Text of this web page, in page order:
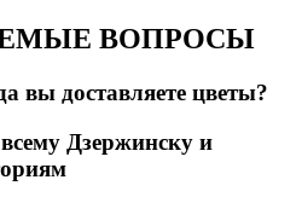
ВОПРОСЫ
вы доставляете цветы?
Дзержинску и